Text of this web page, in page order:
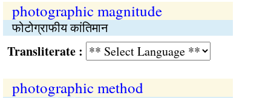
photographic magnitude
फोटोग्राफीय कांतिमान
:
photographic method